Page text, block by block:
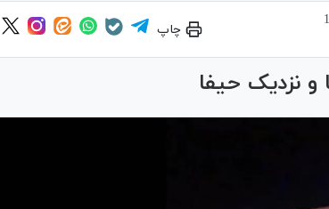
چاپ
و نزدیک حیفا